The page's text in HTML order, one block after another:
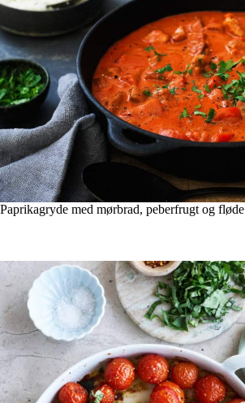
Paprikagryde med mørbrad, peberfrugt og fløde